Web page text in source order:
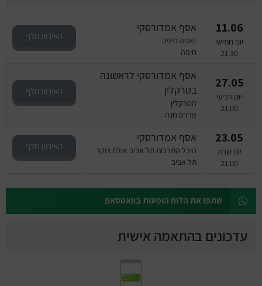
11.06
יום חמישי
21:30
אסף אמדורסקי
זאפה חיפה
חיפה
האירוע חלף
27.05
יום רביעי
21:00
אסף אמדורסקי לראשונה
בטרקלין
הטרקלין
פרדס חנה
האירוע חלף
23.05
יום שבת
21:00
אסף אמדורסקי
היכל התרבות תל אביב אולם צוקר
תל אביב
האירוע חלף
שתפו את הלוח הופעות בוואטסאפ
עדכונים בהתאמה אישית